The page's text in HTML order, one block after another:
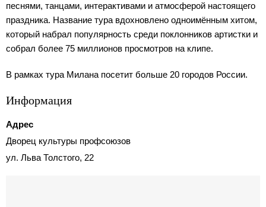
песнями, танцами, интерактивами и атмосферой настоящего
праздника. Название тура вдохновлено одноимённым хитом,
который набрал популярность среди поклонников артистки и
собрал более 75 миллионов просмотров на клипе.
В рамках тура Милана посетит больше 20 городов России.
Информация
Адрес
Дворец культуры профсоюзов
ул. Льва Толстого, 22